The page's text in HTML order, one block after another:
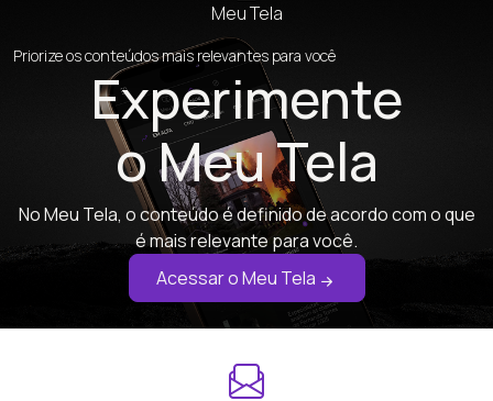
Meu Tela
Priorize os conteúdos mais relevantes para você
Experimente
o Meu Tela
No Meu Tela, o conteúdo é definido de acordo com o que
é mais relevante para você.
Acessar o Meu Tela